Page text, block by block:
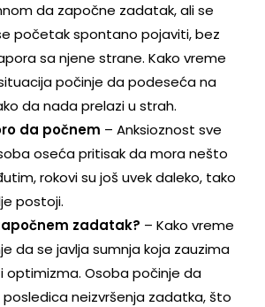
da započne zadatak, ali se
početak spontano pojaviti, bez
sa njene strane. Kako vreme
počinje da podeseća na
da nada prelazi u strah.
da počnem – Anksioznost sve
oseća pritisak da mora nešto
rokovi su još uvek daleko, tako
postoji.
zadatak? – Kako vreme
da se javlja sumnja koja zauzima
optimizma. Osoba počinje da
neizvršenja zadatka, što